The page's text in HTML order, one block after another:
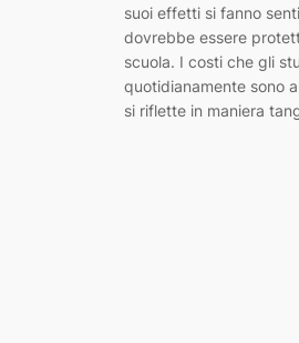
suoi effetti si fanno
dovrebbe essere
scuola. I costi che gli
quotidianamente sono
si riflette in maniera